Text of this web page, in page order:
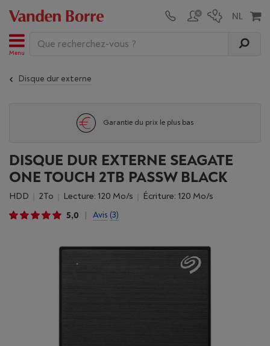
Menu
Disque dur externe
Garantie du prix le plus bas
DISQUE DUR EXTERNE SEAGATE
ONE TOUCH 2TB PASSW BLACK
HDD 2To Lecture: 120 Mo/s
Écriture: 120 Mo/s
5,0
Avis (3)